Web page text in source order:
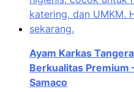
Ayam Karkas
Berkualitas Premium
Samaco